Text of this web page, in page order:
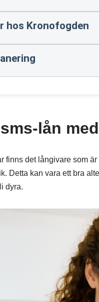
hos Kronofogden
lån
finns det långivare som
Detta kan vara ett bra
dyra.